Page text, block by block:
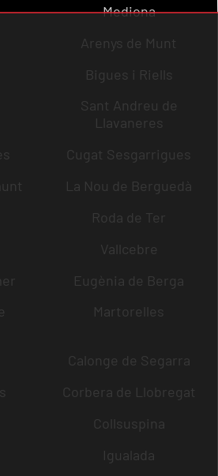
Mediona
Arenys de Munt
Bigues i Riells
Sant Andreu de
Llavaneres
Cugat Sesgarrigues
La Nou de Berguedà
Roda de Ter
Vallcebre
Eugènia de Berga
Martorelles
Calonge de Segarra
Corbera de Llobregat
Collsuspina
Igualada